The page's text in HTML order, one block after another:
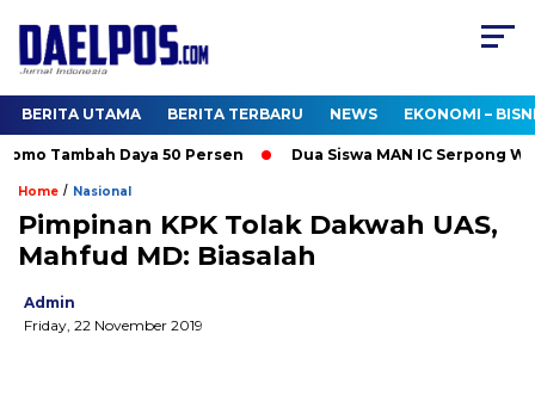
BERITA UTAMA BERITA TERBARU NEWS EKONOMI –
Tambah Daya 50 Persen Dua Siswa MAN IC Serpong
Home / Nasional
Pimpinan KPK Tolak Dakwah UAS,
Mahfud MD: Biasalah
Admin
Friday, 22 November 2019